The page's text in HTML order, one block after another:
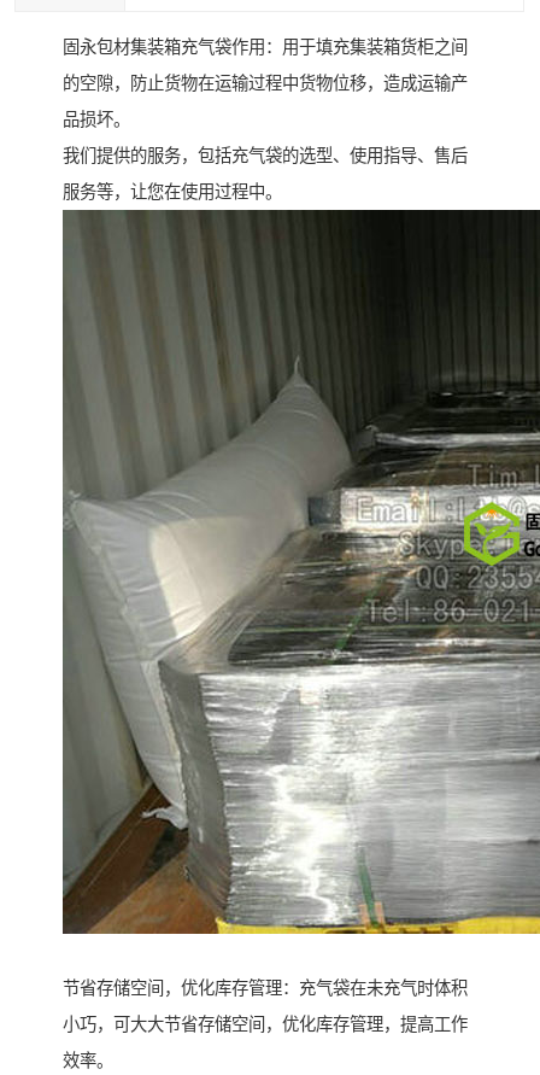
固永包材集装箱充气袋作用：用于填充集装箱货柜之间
的空隙，防止货物在运输过程中货物位移，造成运输产
品损坏。
我们提供的服务，包括充气袋的选型、使用指导、售后
服务等，让您在使用过程中。
节省存储空间，优化库存管理：充气袋在未充气时体积
小巧，可大大节省存储空间，优化库存管理，提高工作
效率。